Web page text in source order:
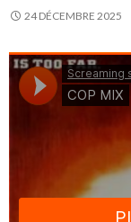
24 DÉCEMBRE 2025